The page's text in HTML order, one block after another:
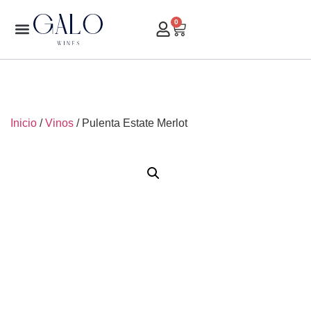
0
Inicio /Vinos / Pulenta Estate Merlot